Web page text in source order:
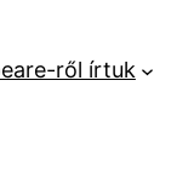
ről írtuk